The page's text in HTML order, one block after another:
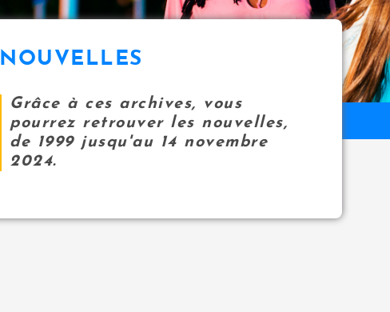
NOUVELLES
Grâce à ces archives, vous
pourrez retrouver les nouvelles,
de 1999 jusqu'au 14 novembre
2024.